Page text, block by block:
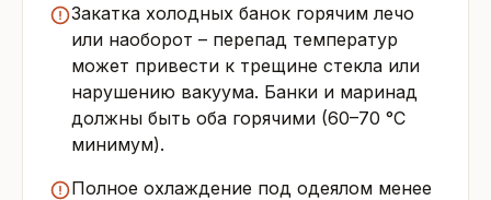
Закатка холодных банок горячим лечо
или наоборот – перепад температур
может привести к трещине стекла или
нарушению вакуума. Банки и маринад
должны быть оба горячими (60–70 °C
минимум).
Полное охлаждение под одеялом менее